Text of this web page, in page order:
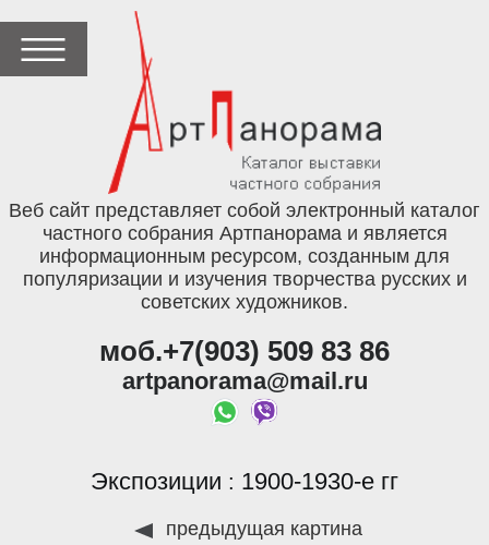
Веб сайт представляет собой электронный каталог
частного собрания Артпанорама и является
информационным ресурсом, созданным для
популяризации и изучения творчества русских и
советских художников.
моб.+7(903) 509 83 86
artpanorama@mail.ru
Экспозиции : 1900-1930-е гг
предыдущая картина